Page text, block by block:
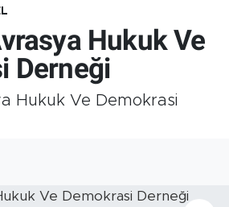
Hukuk Ve
Derneği
Hukuk Ve Demokrasi